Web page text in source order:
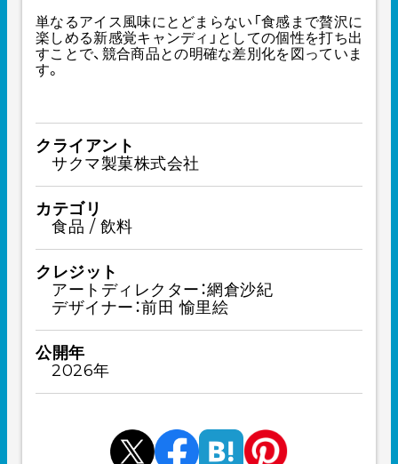
単なるアイス風味にとどまらない「食感まで贅沢に
楽しめる新感覚キャンディ」としての個性を打ち出
すことで、競合商品との明確な差別化を図っていま
す。
クライアント
サクマ製菓株式会社
カテゴリ
食品 / 飲料
クレジット
アートディレクター：網倉沙紀
デザイナー：前田 愉里絵
公開年
2026年